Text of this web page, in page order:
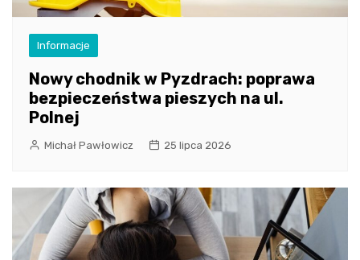
Informacje
Nowy chodnik w Pyzdrach: poprawa
bezpieczeństwa pieszych na ul.
Polnej
Michał Pawłowicz 25 lipca 2026